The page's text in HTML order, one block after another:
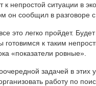
к непростой ситуации в
он сообщил в разговоре с
это легко пройдет.
готовимся к таким
«показатели ровные».
задачей в этих
работу по